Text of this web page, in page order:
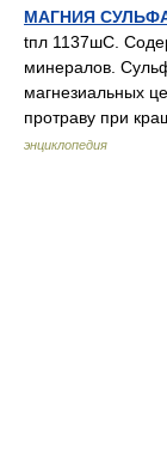
МАГНИЯ
tпл 1137шC.
минералов.
магнезиальных
протраву при
энциклопедия